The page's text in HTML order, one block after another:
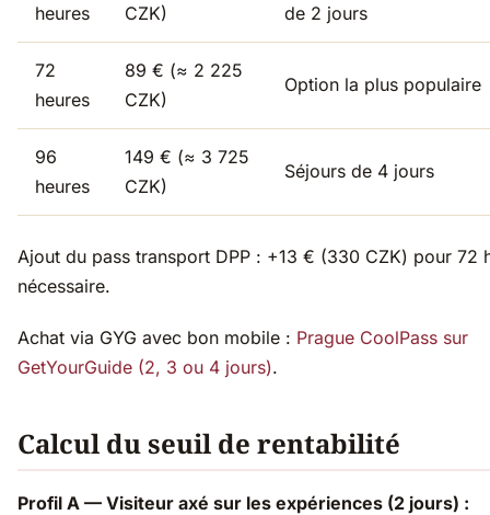
heures
CZK)
de 2 jours
72
heures
89 € (≈ 2 225
CZK)
Option la plus populaire
96
heures
149 € (≈ 3 725
CZK)
Séjours de 4 jours
Ajout du pass transport DPP : +13 € (330 CZK) pour 72
nécessaire.
Achat via GYG avec bon mobile : Prague CoolPass sur
GetYourGuide (2, 3 ou 4 jours).
Calcul du seuil de rentabilité
Profil A — Visiteur axé sur les expériences (2 jours) :